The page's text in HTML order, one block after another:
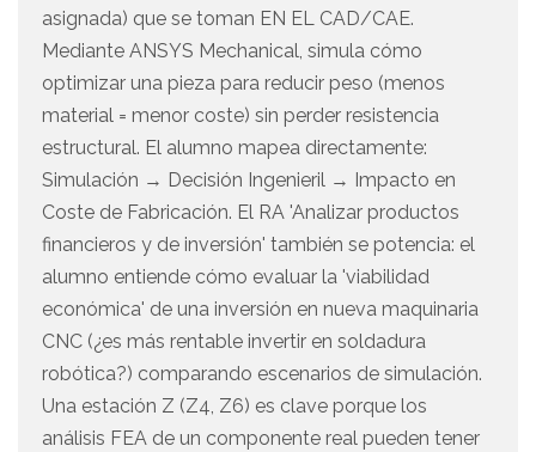
asignada) que se toman EN EL CAD/CAE.
Mediante ANSYS Mechanical, simula cómo
optimizar una pieza para reducir peso (menos
material = menor coste) sin perder resistencia
estructural. El alumno mapea directamente:
Simulación → Decisión Ingenieril → Impacto en
Coste de Fabricación. El RA 'Analizar productos
financieros y de inversión' también se potencia: el
alumno entiende cómo evaluar la 'viabilidad
económica' de una inversión en nueva maquinaria
CNC (¿es más rentable invertir en soldadura
robótica?) comparando escenarios de simulación.
Una estación Z (Z4, Z6) es clave porque los
análisis FEA de un componente real pueden tener